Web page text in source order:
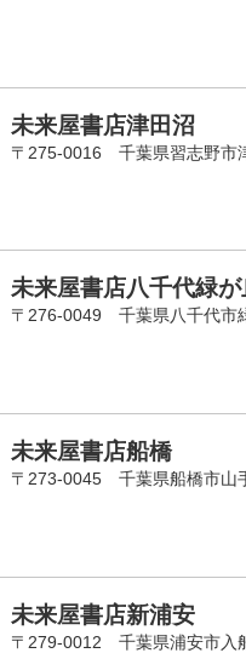
未来屋書店津田沼
〒275-0016 千葉県習志野市
未来屋書店八千代緑が
〒276-0049 千葉県八千代市
未来屋書店船橋
〒273-0045 千葉県船橋市山
未来屋書店新浦安
〒279-0012 千葉県浦安市入